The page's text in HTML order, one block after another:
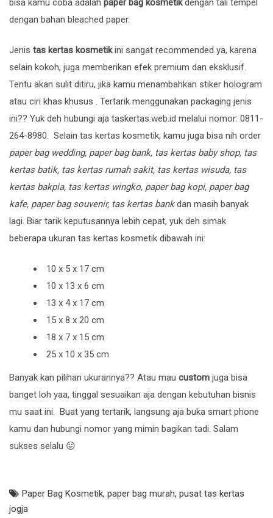
bisa kamu coba adalah paper bag kosmetikdengan tali tempel
dengan bahan bleached paper.
Jenis tas kertas kosmetikini sangat recommended ya, karena
selain kokoh, juga memberikan efek premium dan eksklusif.
Tentu akan sulit ditiru, jika kamu menambahkan stiker hologram
atau ciri khas khusus . Tertarik menggunakan packaging jenis
ini?? Yuk deh hubungi aja taskertas.web.id melalui nomor: 0811-
264-8980. Selain tas kertas kosmetik, kamu juga bisa nih order
paper bag wedding, paper bag bank, tas kertas baby shop, tas
kertas batik, tas kertas rumah sakit, tas kertas wisuda, tas
kertas bakpia, tas kertas wingko, paper bag kopi, paper bag
kafe, paper bag souvenir, tas kertas bankdan masih banyak
lagi. Biar tarik keputusannya lebih cepat, yuk deh simak
beberapa ukuran tas kertas kosmetik dibawah ini:
10 x 5 x 17 cm
10 x 13 x 6 cm
13 x 4 x 17 cm
15 x 8 x 20 cm
18 x 7 x 15 cm
25 x 10 x 35 cm
Banyak kan pilihan ukurannya?? Atau mau custom juga bisa
banget loh yaa, tinggal sesuaikan aja dengan kebutuhan bisnis
mu saat ini. Buat yang tertarik, langsung aja buka smart phone
kamu dan hubungi nomor yang mimin bagikan tadi. Salam
sukses selalu 😛
Paper Bag Kosmetik, paper bag murah, pusat tas kertas
jogja